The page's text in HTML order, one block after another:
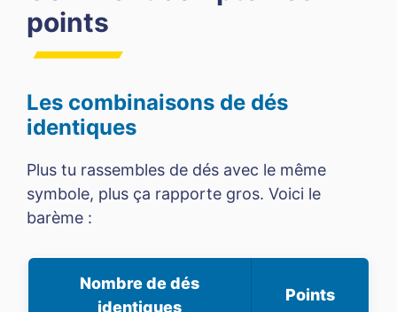
points
Les combinaisons de dés
identiques
Plus tu rassembles de dés avec le même
symbole, plus ça rapporte gros. Voici le
barème :
Nombre de dés
identiques
Points